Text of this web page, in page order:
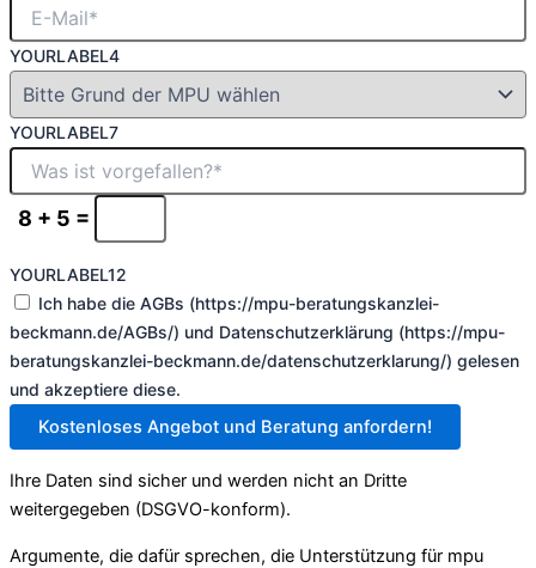
YOURLABEL4
YOURLABEL7
8 + 5 =
YOURLABEL12
Ich habe die AGBs (https://mpu-beratungskanzlei-
beckmann.de/AGBs/) und Datenschutzerklärung (https://mpu-
beratungskanzlei-beckmann.de/datenschutzerklarung/) gelesen
und akzeptiere diese.
Kostenloses Angebot und Beratung anfordern!
Ihre Daten sind sicher und werden nicht an Dritte
weitergegeben (DSGVO-konform).
Argumente, die dafür sprechen, die Unterstützung für mpu